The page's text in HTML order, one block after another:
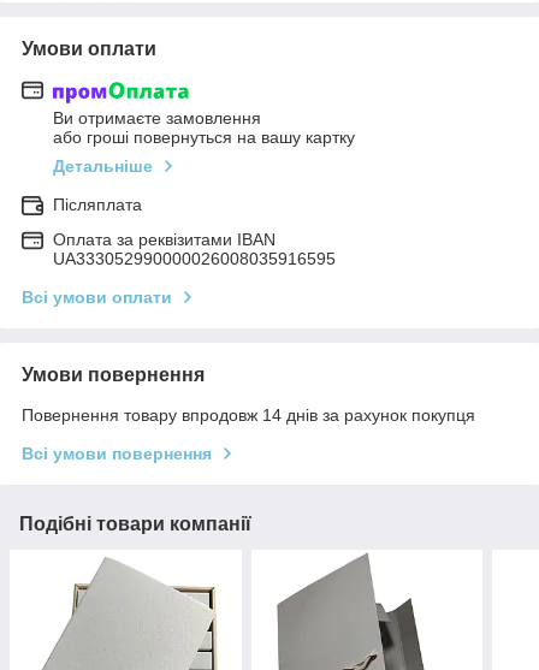
Умови оплати
Ви отримаєте замовлення
або гроші повернуться на вашу картку
Детальніше
Післяплата
Оплата за реквізитами IBAN
UA333052990000026008035916595
Всі умови оплати
Умови повернення
Повернення товару впродовж 14 днів за рахунок покупця
Всі умови повернення
Подібні товари компанії